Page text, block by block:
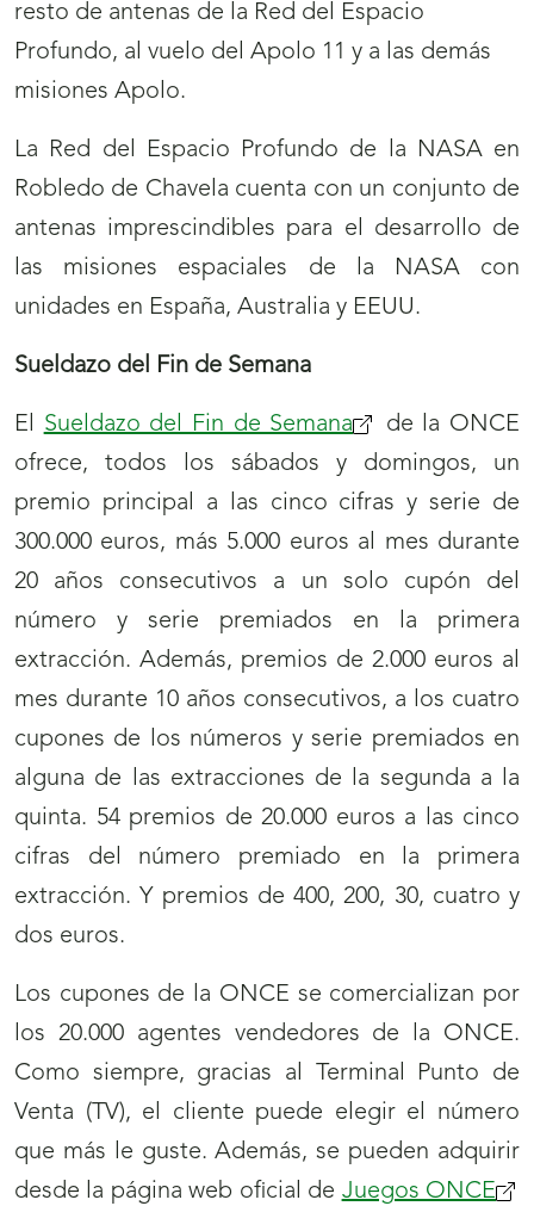
resto de antenas de la Red del Espacio
Profundo, al vuelo del Apolo 11 y a las demás
misiones Apolo.
La Red del Espacio Profundo de la NASA en
Robledo de Chavela cuenta con un conjunto de
antenas imprescindibles para el desarrollo de
las misiones espaciales de la NASA con
unidades en España, Australia y EEUU.
Sueldazo del Fin de Semana
El Sueldazo del Fin de Semana
de la ONCE
ofrece, todos los sábados y domingos, un
premio principal a las cinco cifras y serie de
300.000 euros, más 5.000 euros al mes durante
20 años consecutivos a un solo cupón del
número y serie premiados en la primera
extracción. Además, premios de 2.000 euros al
mes durante 10 años consecutivos, a los cuatro
cupones de los números y serie premiados en
alguna de las extracciones de la segunda a la
quinta. 54 premios de 20.000 euros a las cinco
cifras del número premiado en la primera
extracción. Y premios de 400, 200, 30, cuatro y
dos euros.
Los cupones de la ONCE se comercializan por
los 20.000 agentes vendedores de la ONCE.
Como siempre, gracias al Terminal Punto de
Venta (TV), el cliente puede elegir el número
que más le guste. Además, se pueden adquirir
desde la página web oficial de Juegos ONCE